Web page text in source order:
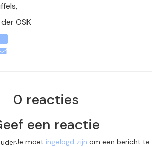
OSK
0 reacties
een reactie
Je moet ingelogd zijn om een bericht te